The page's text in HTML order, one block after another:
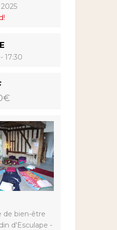
17:30
de bien-être
d'Esculape -